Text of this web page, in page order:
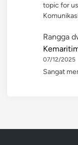
topic for
Rangga
07/12/2025
Sangat